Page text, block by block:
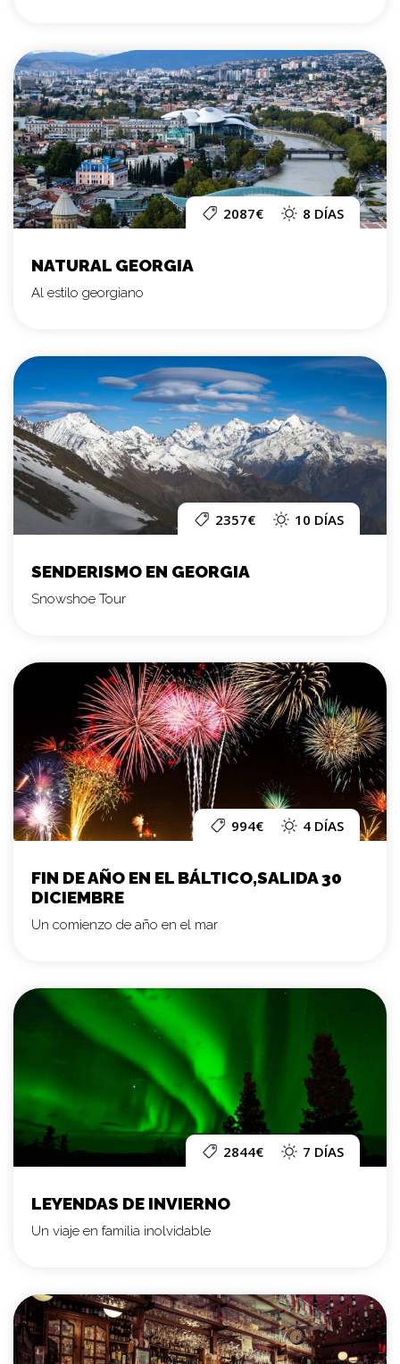
2087€ 8 DÍAS
NATURAL GEORGIA
Al estilo georgiano
2357€ 10 DÍAS
SENDERISMO EN GEORGIA
Snowshoe Tour
994€ 4 DÍAS
FIN DE AÑO EN EL BÁLTICO,SALIDA 30
DICIEMBRE
Un comienzo de año en el mar
2844€ 7 DÍAS
LEYENDAS DE INVIERNO
Un viaje en familia inolvidable